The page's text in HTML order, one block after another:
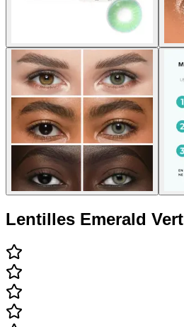
Lentilles Emerald Vert